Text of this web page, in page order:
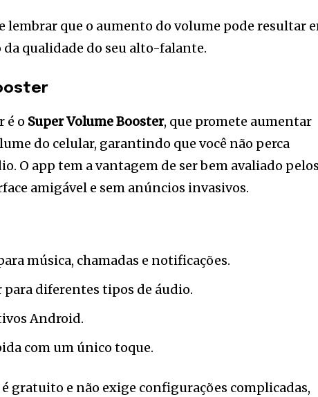
lembrar que o aumento do volume pode resultar
qualidade do seu alto-falante.
é o Super Volume Booster, que promete aumentar
do celular, garantindo que você não perca
O app tem a vantagem de ser bem avaliado
amigável e sem anúncios invasivos.
música, chamadas e notificações.
diferentes tipos de áudio.
Android.
com um único toque.
gratuito e não exige configurações complicadas,